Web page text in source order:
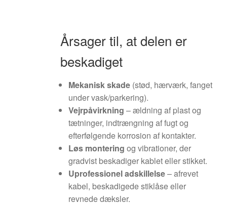
Årsager til, at delen er
beskadiget
Mekanisk skade(stød, hærværk, fanget
under vask/parkering).
Vejrpåvirkning – ældning af plast og
tætninger, indtrængning af fugt og
efterfølgende korrosion af kontakter.
Løs montering og vibrationer, der
gradvist beskadiger kablet eller stikket.
Uprofessionel adskillelse– afrevet
kabel, beskadigede stiklåse eller
revnede dæksler.